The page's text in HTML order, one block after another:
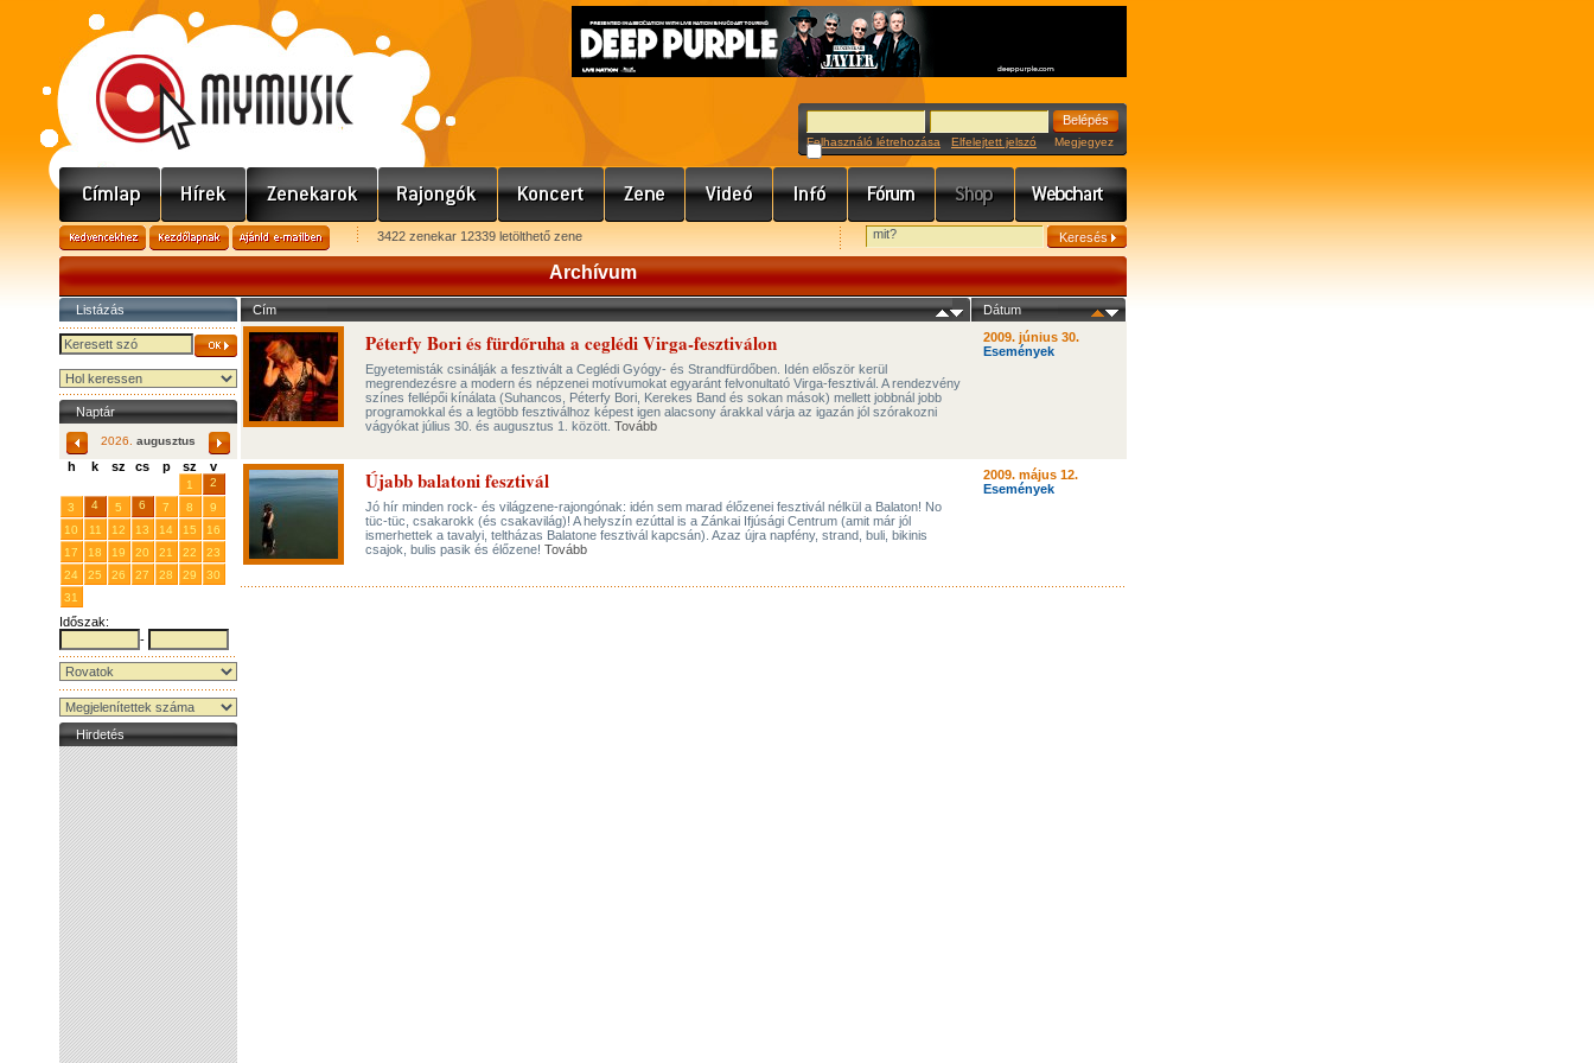
Felhasználó létrehozása Elfelejtett jelszó Megjegyez
3422 zenekar 12339 letölthető zene
Archívum
Listázás
Naptár
2026. augusztus
h k sz cs p sz v
1
2
3
4 5 6 7 8
9
10
11 12 13 14 15
16
17
18 19 20 21 22
23
24
25 26 27 28 29
30
31
Időszak:
-
Hirdetés
Cím Dátum
Péterfy Bori és fürdőruha a ceglédi Virga-fesztiválon
Egyetemisták csinálják a fesztivált a Ceglédi Gyógy- és Strandfürdőben. Idén először kerül
megrendezésre a modern és népzenei motívumokat egyaránt felvonultató Virga-fesztivál. A rendezvény
színes fellépői kínálata (Suhancos, Péterfy Bori, Kerekes Band és sokan mások) mellett jobbnál jobb
programokkal és a legtöbb fesztiválhoz képest igen alacsony árakkal várja az igazán jól szórakozni
vágyókat július 30. és augusztus 1. között. Tovább
2009. június 30.
Események
Újabb balatoni fesztivál
Jó hír minden rock- és világzene-rajongónak: idén sem marad élőzenei fesztivál nélkül a Balaton! No
tüc-tüc, csakarokk (és csakavilág)! A helyszín ezúttal is a Zánkai Ifjúsági Centrum (amit már jól
ismerhettek a tavalyi, teltházas Balatone fesztivál kapcsán). Azaz újra napfény, strand, buli, bikinis
csajok, bulis pasik és élőzene! Tovább
2009. május 12.
Események